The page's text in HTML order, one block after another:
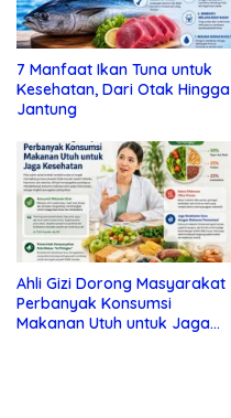
7 Manfaat Ikan Tuna untuk
Kesehatan, Dari Otak Hingga
Jantung
Ahli Gizi Dorong Masyarakat
Perbanyak Konsumsi
Makanan Utuh untuk Jaga